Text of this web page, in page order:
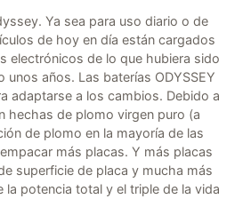
Ya sea para uso diario o de
de hoy en día están cargados
electrónicos de lo que hubiera sido
unos años. Las baterías ODYSSEY
adaptarse a los cambios. Debido a
hechas de plomo virgen puro (a
de plomo en la mayoría de las
más placas. Y más placas
superficie de placa y mucha más
la potencia total y el triple de la vida